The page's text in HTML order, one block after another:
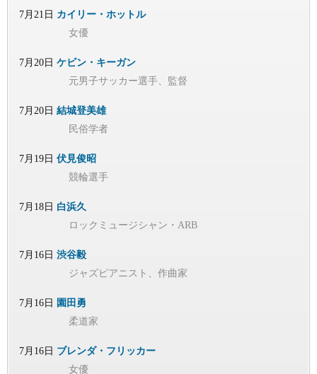
7月21日 カイリー・ホットル
女優
7月20日 ケビン・キーガン
元男子サッカー選手、監督
7月20日 結城登美雄
民俗学者
7月19日 伏見俊昭
競輪選手
7月18日 白浜久
ロックミュージシャン・ARB
7月16日 渋谷毅
ジャズピアニスト、作曲家
7月16日 園田勇
柔道家
7月16日 ブレンダ・フリッカー
女優